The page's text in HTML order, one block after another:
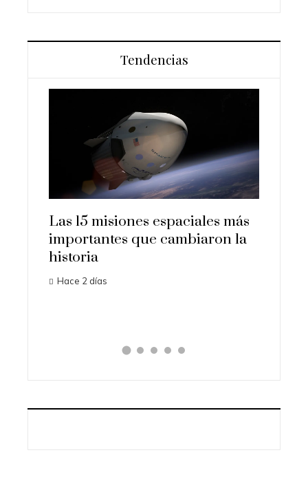
Tendencias
Las 15 misiones espaciales más
importantes que cambiaron la
historia
Hace 2 días